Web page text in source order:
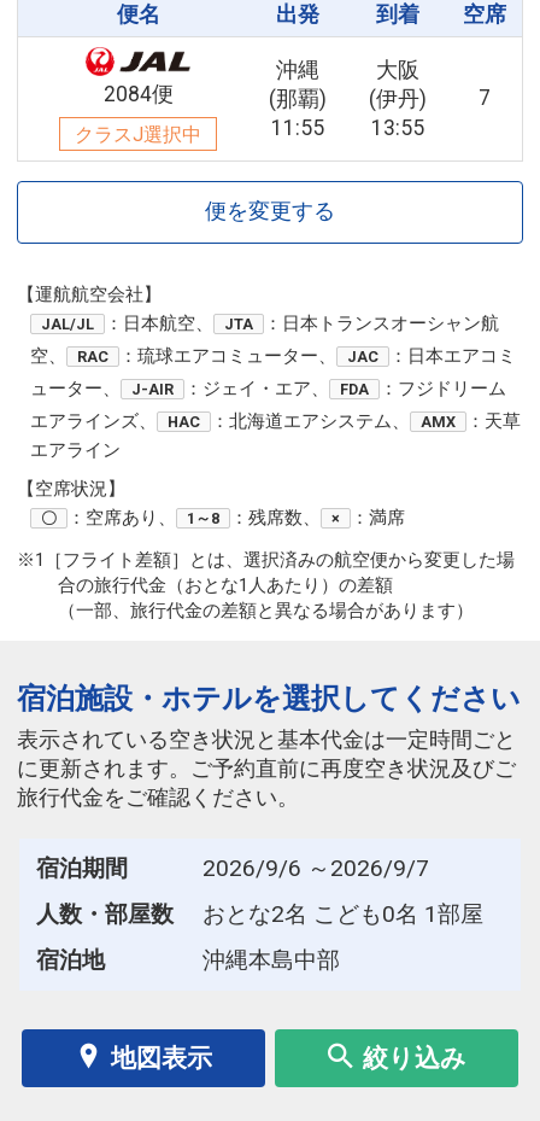
便名 出発 到着 空席
2084便
クラスJ選択中
沖縄
(那覇)
11:55
大阪
(伊丹)
13:55
7
便を変更する
【運航航空会社】
JAL/JL ：日本航空、 JTA
：日本トランスオーシャン航
空、
RAC ：琉球エアコミューター、 JAC
：日本エアコミ
ューター、
J-AIR ：ジェイ・エア、 FDA
：フジドリーム
エアラインズ、
HAC ：北海道エアシステム、 AMX
：天草
エアライン
【空席状況】
〇 ：空席あり、 1～8 ：残席数、 ×
：満席
※1［フライト差額］とは、選択済みの航空便から変更した場
合の旅行代金（おとな1人あたり）の差額
（一部、旅行代金の差額と異なる場合があります）
宿泊施設・ホテルを選択してください
表示されている空き状況と基本代金は一定時間ごと
に更新されます。ご予約直前に再度空き状況及びご
旅行代金をご確認ください。
宿泊期間
2026/9/6 ～2026/9/7
人数・部屋数
おとな2名 こども0名 1部屋
宿泊地
沖縄本島中部
地図表示 絞り込み